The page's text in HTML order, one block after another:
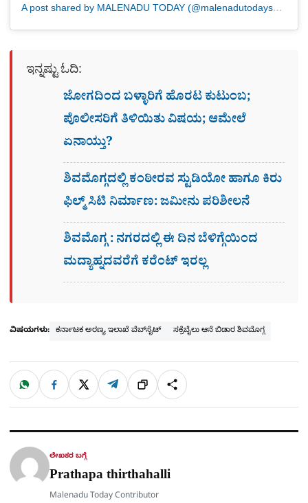
A post shared by MALENADU TODAY (@malenadutodaysmg)
ಇನ್ನಷ್ಟು ಓದಿ:
ಜೋಗದಿಂದ ಬಳ್ಳಾರಿಗೆ ಹೊರಟ ಕುಟುಂಬ;
ಪೊಲೀಸರಿಗೆ ತಿಳಿಯಿತು ವಿಷಯ; ಆಮೇಲೆ
ಏನಾಯ್ತು?
ಶಿವಮೊಗ್ಗದಲ್ಲಿ ಕಂಠೀರವ ಸ್ಟುಡಿಯೋ ಹಾಗೂ ಕಿರು
ಫಿಲ್ಮ್ ಸಿಟಿ ನಿರ್ಮಾಣ: ಜಮೀನು ಪರಿಶೀಲನೆ
ಶಿವಮೊಗ್ಗ : ನಗರದಲ್ಲಿ ಈ ದಿನ ಬೆಳಿಗ್ಗೆಯಿಂದ
ಮದ್ಯಾಹ್ನದವರೆಗೆ ಕರೆಂಟ್​ ಇರಲ್ಲ
ವಿಷಯಗಳು: ಕರ್ನಾಟಕ ಅರಣ್ಯ ಇಲಾಖೆ ವೆಬ್‌ಸೈಟ್ ಸಕ್ರೆಬೈಲು ಆನೆ ಬಿಡಾರ ಶಿವಮೊಗ್ಗ
ಹಂಚಿಕೊಳ್ಳಿ
W
a
t
p
p
F
c
e
o
k
X T
l
e
a
m
ಲಿಂ
ಕ್
S
h
a
ಲೇಖಕರ ಬಗ್ಗೆ
Prathapa thirthahalli
Malenadu Today Contributor